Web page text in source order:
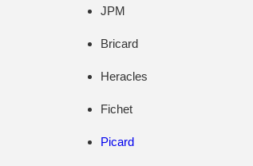
JPM
Bricard
Heracles
Fichet
Picard